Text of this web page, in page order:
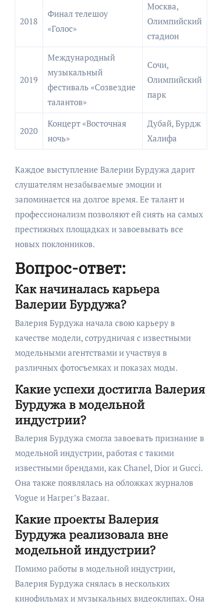
2018
Финал телешоу
«Голос»
Москва,
Олимпийский
стадион
2019
Международный
музыкальный
фестиваль «Созвездие
талантов»
Сочи,
Олимпийский
парк
2020
Концерт «Восточная
ночь»
Дубай, Бурдж
Халифа
Каждое выступление Валерии Бурдужа дарит
слушателям незабываемые эмоции и
запоминается на долгое время. Ее талант и
профессионализм позволяют ей сиять на самых
престижных площадках и завоевывать все
новых поклонников.
Вопрос-ответ:
Как начиналась карьера
Валерии Бурдужа?
Валерия Бурдужа начала свою карьеру в
качестве модели, сотрудничая с известными
модельными агентствами и участвуя в
различных фотосъемках и показах моды.
Какие успехи достигла Валерия
Бурдужа в модельной
индустрии?
Валерия Бурдужа смогла завоевать признание в
модельной индустрии, работая с такими
известными брендами, как Chanel, Dior и Gucci.
Она также появлялась на обложках журналов
Vogue и Harper’s Bazaar.
Какие проекты Валерия
Бурдужа реализовала вне
модельной индустрии?
Помимо работы в модельной индустрии,
Валерия Бурдужа снялась в нескольких
кинофильмах и музыкальных видеоклипах. Она